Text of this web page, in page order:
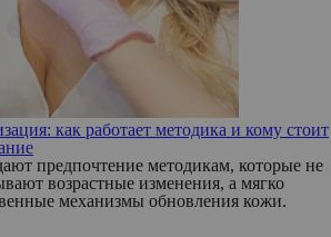
как работает методика и кому стоит
предпочтение методикам, которые не
возрастные изменения, а мягко
механизмы обновления кожи.